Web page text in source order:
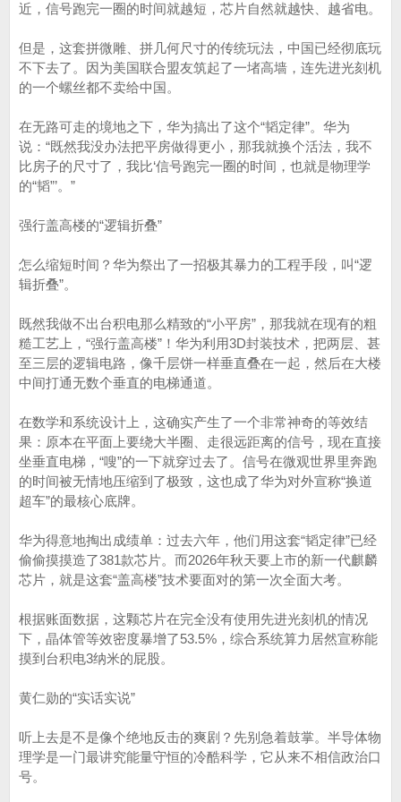
近，信号跑完一圈的时间就越短，芯片自然就越快、越省电。
但是，这套拼微雕、拼几何尺寸的传统玩法，中国已经彻底玩
不下去了。因为美国联合盟友筑起了一堵高墙，连先进光刻机
的一个螺丝都不卖给中国。
在无路可走的境地之下，华为搞出了这个“韬定律”。华为
说：“既然我没办法把平房做得更小，那我就换个活法，我不
比房子的尺寸了，我比‘信号跑完一圈的时间，也就是物理学
的“韬”’。”
强行盖高楼的“逻辑折叠”
怎么缩短时间？华为祭出了一招极其暴力的工程手段，叫“逻
辑折叠”。
既然我做不出台积电那么精致的“小平房”，那我就在现有的粗
糙工艺上，“强行盖高楼”！华为利用3D封装技术，把两层、甚
至三层的逻辑电路，像千层饼一样垂直叠在一起，然后在大楼
中间打通无数个垂直的电梯通道。
在数学和系统设计上，这确实产生了一个非常神奇的等效结
果：原本在平面上要绕大半圈、走很远距离的信号，现在直接
坐垂直电梯，“嗖”的一下就穿过去了。信号在微观世界里奔跑
的时间被无情地压缩到了极致，这也成了华为对外宣称“换道
超车”的最核心底牌。
华为得意地掏出成绩单：过去六年，他们用这套“韬定律”已经
偷偷摸摸造了381款芯片。而2026年秋天要上市的新一代麒麟
芯片，就是这套“盖高楼”技术要面对的第一次全面大考。
根据账面数据，这颗芯片在完全没有使用先进光刻机的情况
下，晶体管等效密度暴增了53.5%，综合系统算力居然宣称能
摸到台积电3纳米的屁股。
黄仁勋的“实话实说”
听上去是不是像个绝地反击的爽剧？先别急着鼓掌。半导体物
理学是一门最讲究能量守恒的冷酷科学，它从来不相信政治口
号。